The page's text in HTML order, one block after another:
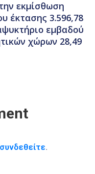
εκμίσθωση
έκτασης 3.596,78
εμβαδού
χώρων 28,49
συνδεθείτε.